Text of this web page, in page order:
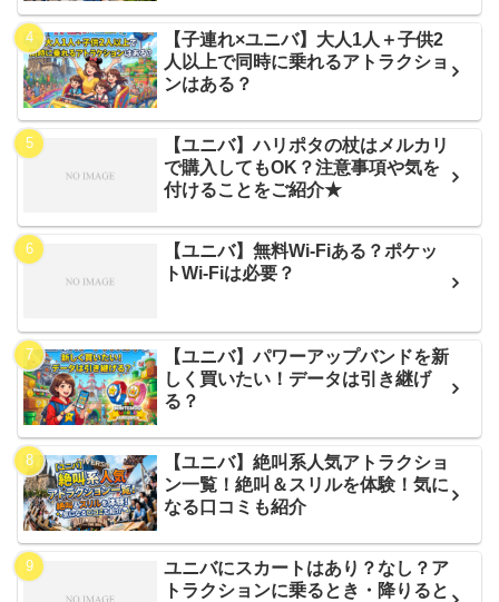
【子連れ×ユニバ】大人1人＋子供2
人以上で同時に乗れるアトラクショ
ンはある？
【ユニバ】ハリポタの杖はメルカリ
で購入してもOK？注意事項や気を
付けることをご紹介★
【ユニバ】無料Wi-Fiある？ポケッ
トWi-Fiは必要？
【ユニバ】パワーアップバンドを新
しく買いたい！データは引き継げ
る？
【ユニバ】絶叫系人気アトラクショ
ン一覧！絶叫＆スリルを体験！気に
なる口コミも紹介
ユニバにスカートはあり？なし？ア
トラクションに乗るとき・降りると